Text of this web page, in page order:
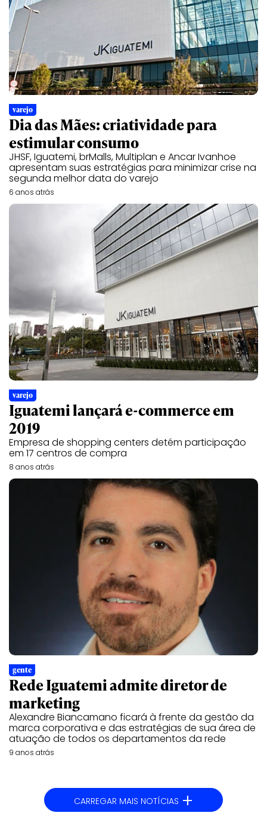
varejo
Dia das Mães: criatividade para
estimular consumo
JHSF, Iguatemi, brMalls, Multiplan e Ancar Ivanhoe
apresentam suas estratégias para minimizar crise na
segunda melhor data do varejo
6 anos atrás
varejo
Iguatemi lançará e-commerce em
2019
Empresa de shopping centers detém participação
em 17 centros de compra
8 anos atrás
gente
Rede Iguatemi admite diretor de
marketing
Alexandre Biancamano ficará à frente da gestão da
marca corporativa e das estratégias de sua área de
atuação de todos os departamentos da rede
9 anos atrás
CARREGAR MAIS NOTÍCIAS +